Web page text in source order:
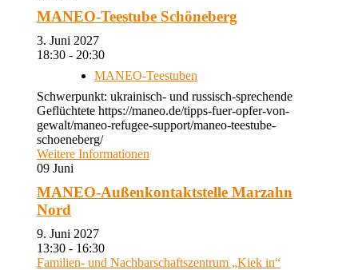
MANEO-Teestube Schöneberg
3. Juni 2027
18:30 - 20:30
MANEO-Teestuben
Schwerpunkt: ukrainisch- und russisch-sprechende
Geflüchtete https://maneo.de/tipps-fuer-opfer-von-
gewalt/maneo-refugee-support/maneo-teestube-
schoeneberg/
Weitere Informationen
09 Juni
MANEO-Außenkontaktstelle Marzahn
Nord
9. Juni 2027
13:30 - 16:30
Familien- und Nachbarschaftszentrum „Kiek in“